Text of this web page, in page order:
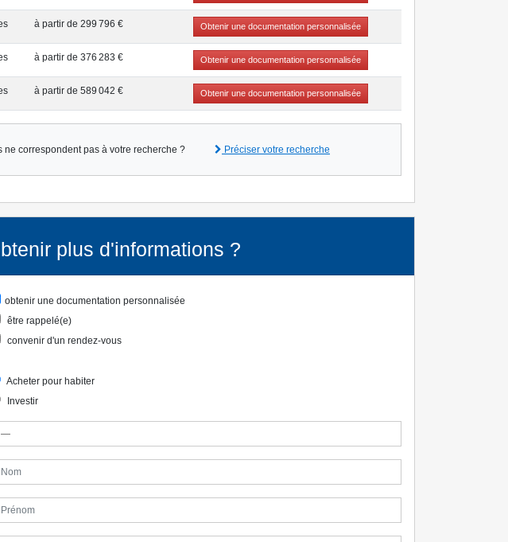
s à partir de 299 796 € Obtenir une documentation personnalisée
s à partir de 376 283 € Obtenir une documentation personnalisée
s à partir de 589 042 € Obtenir une documentation personnalisée
ne correspondent pas à votre recherche ? Préciser votre recherche
plus d'informations ?
obtenir une documentation personnalisée
être rappelé(e)
convenir d'un rendez-vous
Acheter pour habiter
Investir